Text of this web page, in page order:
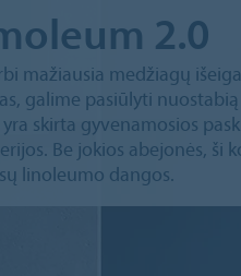
2.0
mažiausia medžiagų
galime pasiūlyti
skirta gyvenamosios
Be jokios abejonės,
linoleumo dangos.